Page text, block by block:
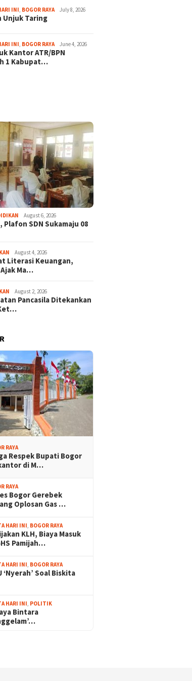
Gelar
Muda”,
Muda
Merawat
Lomba Rakyat Demokrat
Tim
INI BOGOR RAYA July 8, 2026
Unjuk Taring
INI BOGOR RAYA June 4, 2026
Kantor ATR/BPN
1 Kabupat…
August 6, 2026
SDN Sukamaju 08
August 4, 2026
Literasi Keuangan,
Ma…
August 2, 2026
Pancasila Ditekankan
RAYA
Respek Bupati Bogor
di M…
RAYA
Bogor Gerebek
Oplosan Gas …
HARI INI, BOGOR RAYA
KLH, Biaya Masuk
Pamijah…
HARI INI, BOGOR RAYA
‘Nyerah’ Soal Biskita
HARI INI, POLITIK
Bintara